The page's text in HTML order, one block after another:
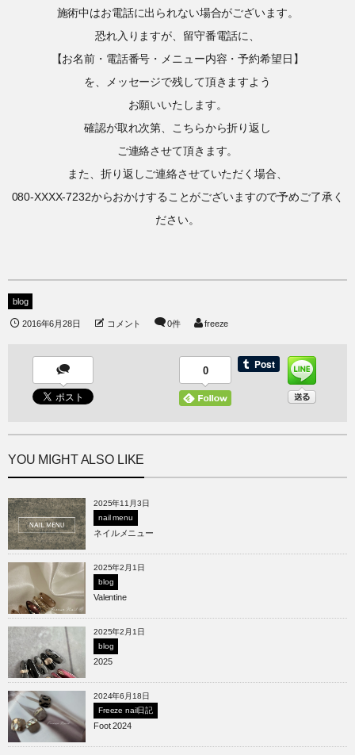
施術中はお電話に出られない場合がございます。
恐れ入りますが、留守番電話に、
【お名前・電話番号・メニュー内容・予約希望日】
を、メッセージで残して頂きますよう
お願いいたします。
確認が取れ次第、こちらから折り返し
ご連絡させて頂きます。
また、折り返しご連絡させていただく場合、
080-XXXX-7232からおかけすることがございますので予めご了承く
ださい。
blog
2016年6月28日 コメント 0件 freeze
0
YOU MIGHT ALSO LIKE
2025年11月3日
nail menu
ネイルメニュー
2025年2月1日
blog
Valentine
2025年2月1日
blog
2025
2024年6月18日
Freeze nail日記
Foot 2024